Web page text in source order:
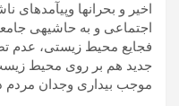
اخير و بحرانھا وپیآمدھای
اجتماعی و به حاشيهی
فجايع محيط زيستی، عدم
جديد ھم بر روی محيط
موجب بيداری وجدان مردم